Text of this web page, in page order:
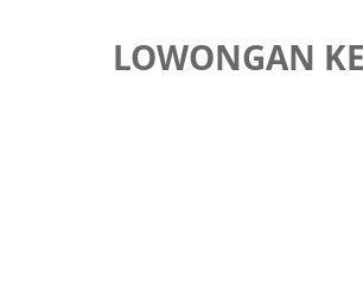
LOWONGAN